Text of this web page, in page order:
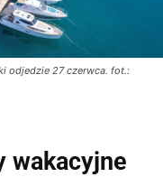
odjedzie 27 czerwca. fot.:
wakacyjne